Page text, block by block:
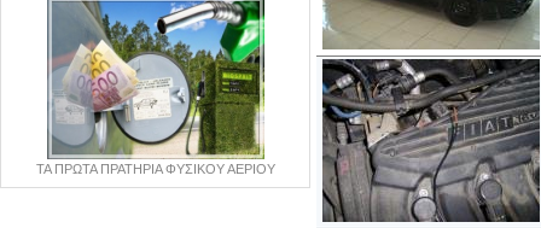
ΤΑ ΠΡΩΤΑ ΠΡΑΤΗΡΙΑ ΦΥΣΙΚΟΥ ΑΕΡΙΟΥ